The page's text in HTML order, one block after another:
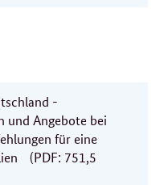
-
und Angebote bei
für eine
(PDF: 751,5